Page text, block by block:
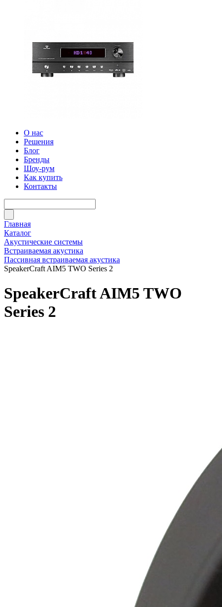
О нас
Решения
Блог
Бренды
Шоу-рум
Как купить
Контакты
Главная
Каталог
Акустические системы
Встраиваемая акустика
Пассивная встраиваемая акустика
SpeakerCraft AIM5 TWO Series 2
SpeakerCraft AIM5 TWO
Series 2